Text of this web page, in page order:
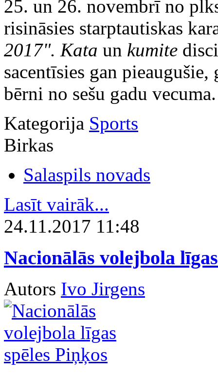
25. un 26. novembrī no
risināsies starptautiskas
2017". Kata un kumite
sacentīsies gan
bērni no sešu gadu vecuma.
Kategorija Sports
Birkas
Salaspils novads
Lasīt vairāk...
24.11.2017 11:48
Nacionālās volejbola
Autors Ivo Jirgens